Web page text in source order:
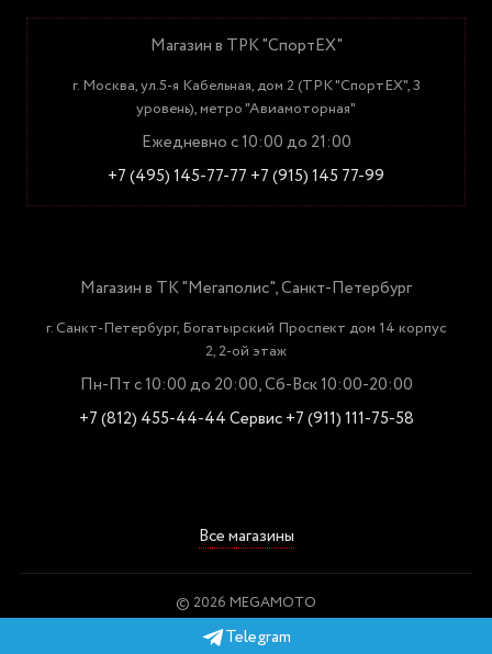
Магазин в ТРК "СпортЕХ"
г. Москва, ул.5-я Кабельная, дом 2 (ТРК "СпортЕХ", 3
уровень), метро "Авиамоторная"
Ежедневно с 10:00 до 21:00
+7 (495) 145-77-77 +7 (915) 145 77-99
Магазин в ТК "Мегаполис", Санкт-Петербург
г. Санкт-Петербург, Богатырский Проспект дом 14 корпус
2, 2-ой этаж
Пн-Пт с 10:00 до 20:00, Сб-Вск 10:00-20:00
+7 (812) 455-44-44Сервис +7 (911) 111-75-58
Все магазины
© 2026 MEGAMOTO
Пользовательское соглашение
Telegram